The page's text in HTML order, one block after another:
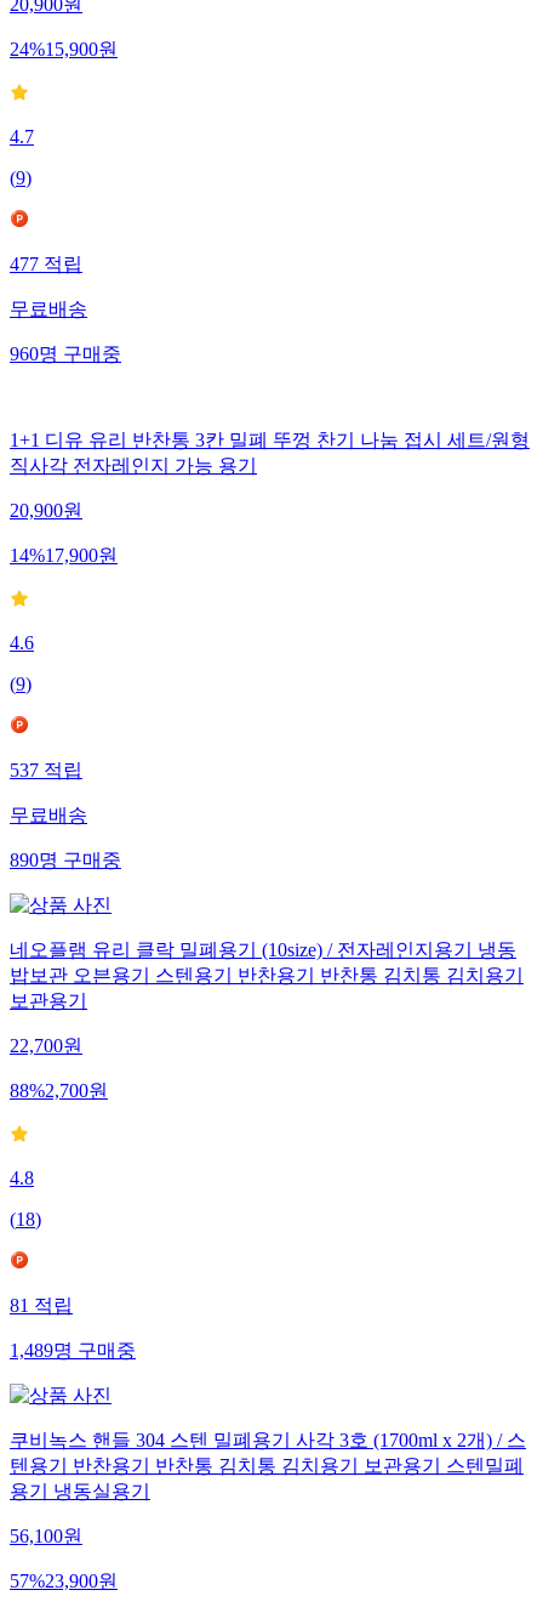
20,900원
24%15,900원
4.7
(9)
477적립
무료배송
960명구매중
1+1 디유 유리 반찬통 3칸 밀폐 뚜껑 찬기 나눔 접시 세트/원형
직사각 전자레인지 가능 용기
20,900원
14%17,900원
4.6
(9)
537적립
무료배송
890명구매중
네오플램 유리 클락 밀폐용기 (10size) / 전자레인지용기 냉동
밥보관 오븐용기 스텐용기 반찬용기 반찬통 김치통 김치용기
보관용기
22,700원
88%2,700원
4.8
(18)
81적립
1,489명구매중
쿠비녹스 핸들 304 스텐 밀폐용기 사각 3호 (1700ml x 2개) / 스
텐용기 반찬용기 반찬통 김치통 김치용기 보관용기 스텐밀폐
용기 냉동실용기
56,100원
57%23,900원